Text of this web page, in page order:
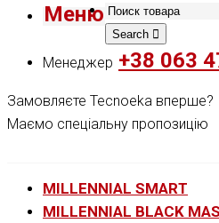
Меню
Search
Менеджер +38 063
Замовляєте Tecnoeka вперше?
Маємо спеціальну пропозицію
MILLENNIAL SMART
MILLENNIAL BLACK